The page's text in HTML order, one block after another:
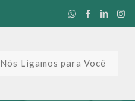
Nós Ligamos para Você